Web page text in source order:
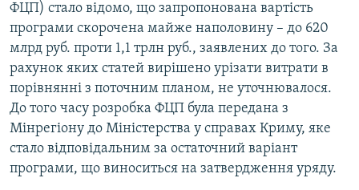
ФЦП) стало відомо, що запропонована вартість
програми скорочена майже наполовину – до 620
млрд руб. проти 1,1 трлн руб., заявлених до того. За
рахунок яких статей вирішено урізати витрати в
порівнянні з поточним планом, не уточнювалося.
До того часу розробка ФЦП була передана з
Мінрегіону до Міністерства у справах Криму, яке
стало відповідальним за остаточний варіант
програми, що виноситься на затвердження уряду.